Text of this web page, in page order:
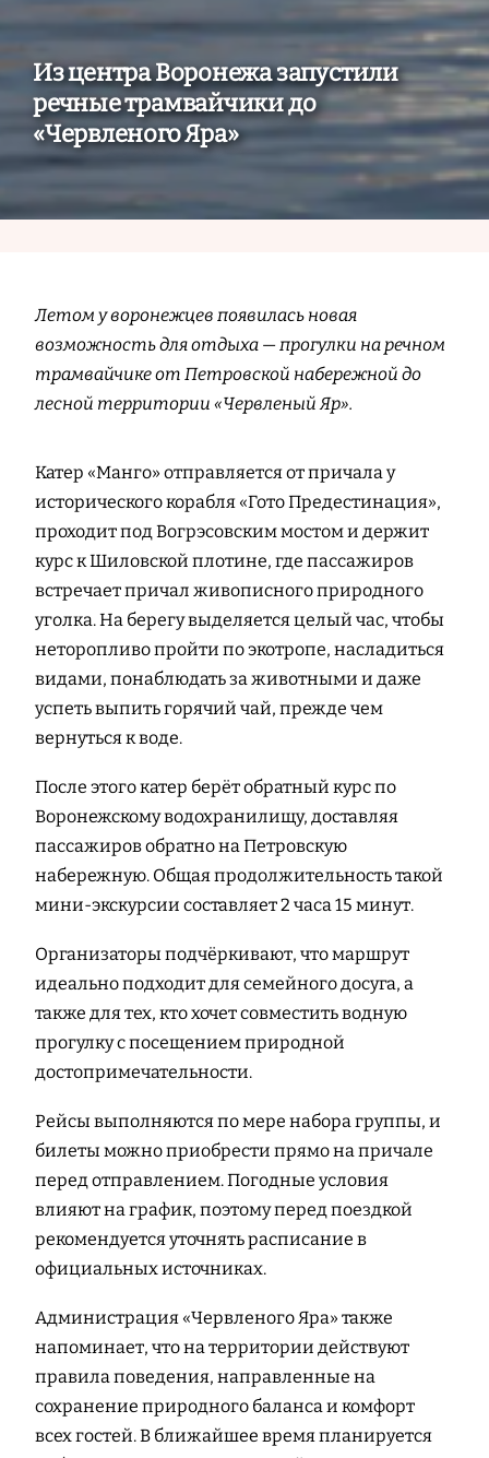
Из центра Воронежа запустили
речные трамвайчики до
«Червленого Яра»
Летом у воронежцев появилась новая
возможность для отдыха — прогулки на речном
трамвайчике от Петровской набережной до
лесной территории «Червленый Яр».
Катер «Манго» отправляется от причала у
исторического корабля «Гото Предестинация»,
проходит под Вогрэсовским мостом и держит
курс к Шиловской плотине, где пассажиров
встречает причал живописного природного
уголка. На берегу выделяется целый час, чтобы
неторопливо пройти по экотропе, насладиться
видами, понаблюдать за животными и даже
успеть выпить горячий чай, прежде чем
вернуться к воде.
После этого катер берёт обратный курс по
Воронежскому водохранилищу, доставляя
пассажиров обратно на Петровскую
набережную. Общая продолжительность такой
мини-экскурсии составляет 2 часа 15 минут.
Организаторы подчёркивают, что маршрут
идеально подходит для семейного досуга, а
также для тех, кто хочет совместить водную
прогулку с посещением природной
достопримечательности.
Рейсы выполняются по мере набора группы, и
билеты можно приобрести прямо на причале
перед отправлением. Погодные условия
влияют на график, поэтому перед поездкой
рекомендуется уточнять расписание в
официальных источниках.
Администрация «Червленого Яра» также
напоминает, что на территории действуют
правила поведения, направленные на
сохранение природного баланса и комфорт
всех гостей. В ближайшее время планируется